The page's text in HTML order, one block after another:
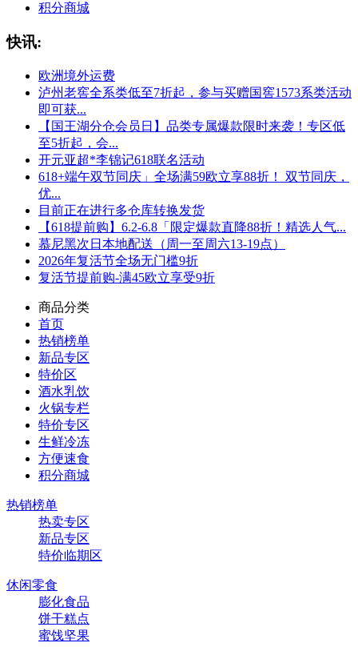
积分商城
快讯:
欧洲境外运费
泸州老窖全系类低至7折起，参与买赠国窖1573系类活动
即可获...
【国王湖分仓会员日】品类专属爆款限时来袭！专区低
至5折起，会...
开元亚超*李锦记618联名活动
618+端午双节同庆」全场满59欧立享88折！ 双节同庆，
优...
目前正在进行多仓库转换发货
【618提前购】6.2-6.8「限定爆款直降88折！精选人气...
慕尼黑次日本地配送（周一至周六13-19点）
2026年复活节全场无门槛9折
复活节提前购-满45欧立享受9折
商品分类
首页
热销榜单
新品专区
特价区
酒水乳饮
火锅专栏
特价专区
生鲜冷冻
方便速食
积分商城
热销榜单
热卖专区
新品专区
特价临期区
休闲零食
膨化食品
饼干糕点
蜜饯坚果